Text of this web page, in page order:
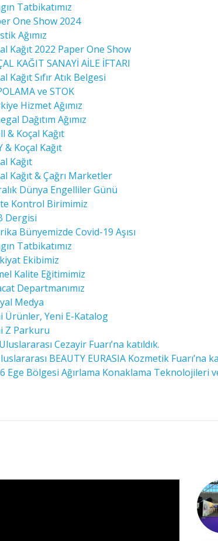
Tatbikatımız
One Show 2024
Ağımız
Kağıt 2022 Paper One Show
KAĞIT SANAYİ AİLE İFTARI
Kağıt Sıfır Atık Belgesi
ve STOK
Hizmet Ağımız
Dağıtım Ağımız
& Koçal Kağıt
Koçal Kağıt
Kağıt
Kağıt & Çağrı Marketler
Dünya Engelliler Günü
Kontrol Birimimiz
Dergisi
Bünyemizde Covid-19 Aşısı
Tatbikatımız
Ekibimiz
Kalite Eğitimimiz
Departmanımız
Medya
Yeni E-Katalog
Z Parkuru
Cezayir Fuarı’na katıldık.
BEAUTY EURASIA Kozmetik Fuarı’na
Ege Bölgesi Ağırlama Konaklama Teknolojileri ve